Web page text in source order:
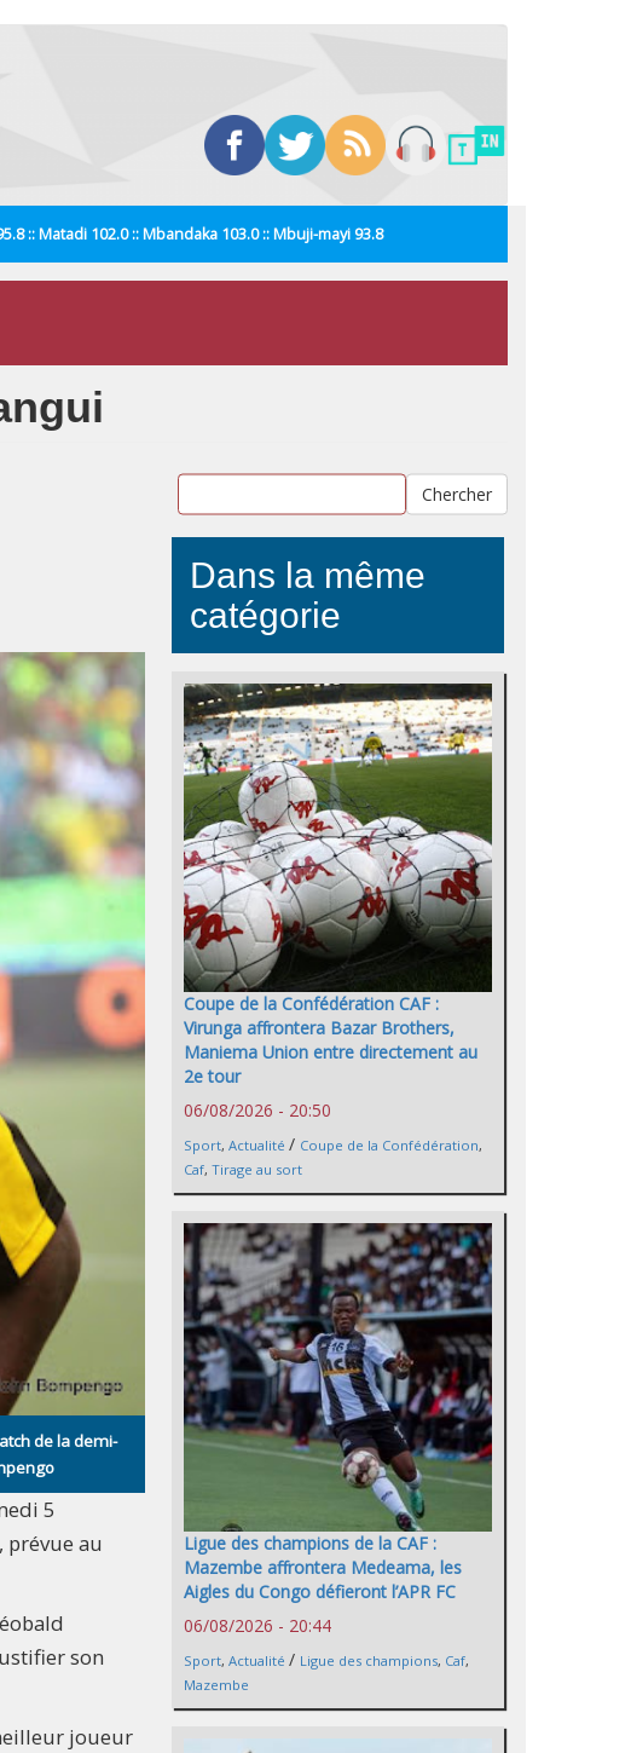
:: Matadi 102.0 :: Mbandaka 103.0 :: Mbuji-mayi 93.8
de la demi-
5
au
son
joueur
Chercher
Dans la même
catégorie
Coupe de la Confédération CAF :
Virunga affrontera Bazar Brothers,
Maniema Union entre directement au
2e tour
06/08/2026 - 20:50
Sport, Actualité / Coupe de la Confédération,
Caf, Tirage au sort
Ligue des champions de la CAF :
Mazembe affrontera Medeama, les
Aigles du Congo défieront l’APR FC
06/08/2026 - 20:44
Sport, Actualité / Ligue des champions, Caf,
Mazembe